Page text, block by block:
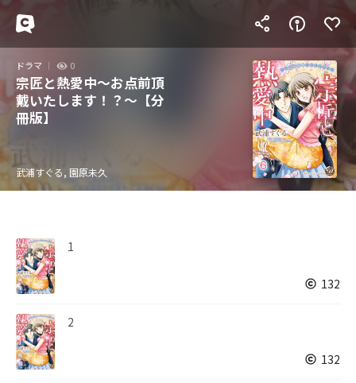
ドラマ 0
宗匠と熱愛中～お点前頂
戴いたします！？～【分
冊版】
武浦すぐる, 園原未久
1
132
2
132